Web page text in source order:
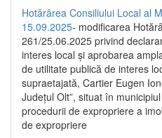
Hotărârea Consiliului Local al
15.09.2025- modificarea
261/25.06.2025 privind
interes local și aprobarea
de utilitate publică de interes
supraetajată, Cartier Eugen
Județul Olt”, situat în
procedurii de expropriere a
de expropriere